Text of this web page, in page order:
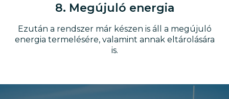
8. Megújuló energia
Ezután a rendszer már készen is áll a megújuló
energia termelésére, valamint annak eltárolására
is.